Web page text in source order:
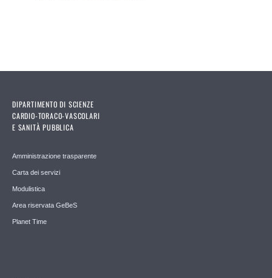
DIPARTIMENTO DI SCIENZE
CARDIO-TORACO-VASCOLARI
E SANITÀ PUBBLICA
Amministrazione trasparente
Carta dei servizi
Modulistica
Area riservata GeBeS
Planet Time